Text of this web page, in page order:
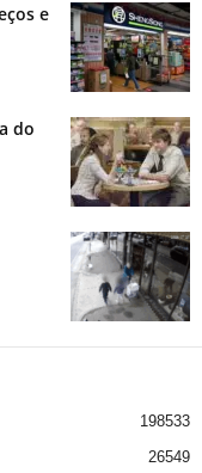
e
do
198533
26549